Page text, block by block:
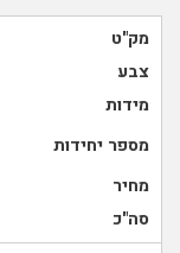
מק"ט
צבע
מידות
מספר יחידות
מחיר
סה"כ